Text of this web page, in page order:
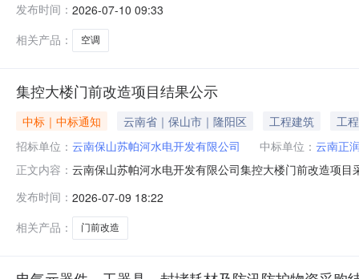
空调运送至云南省保山市隆阳区四季风景东湖荷映苏帕
执照，具有独立承担民事责任能力，
发布时间： 2026-07-10 09:33
相关产品：
空调
集控大楼门前改造项目结果公示
中标｜中标通知 云南省｜保山市｜隆阳区 工程建筑
工程
招标单位： 云南保山苏帕河水电开发有限公司 中标单位： 云南正
正文内容： 云南保山苏帕河水电开发有限公司集控大楼门前改造项
选人：云南昊为建设集团有限公司，报价：500,819.65
发布时间： 2026-07-09 18:22
相关产品：
门前改造